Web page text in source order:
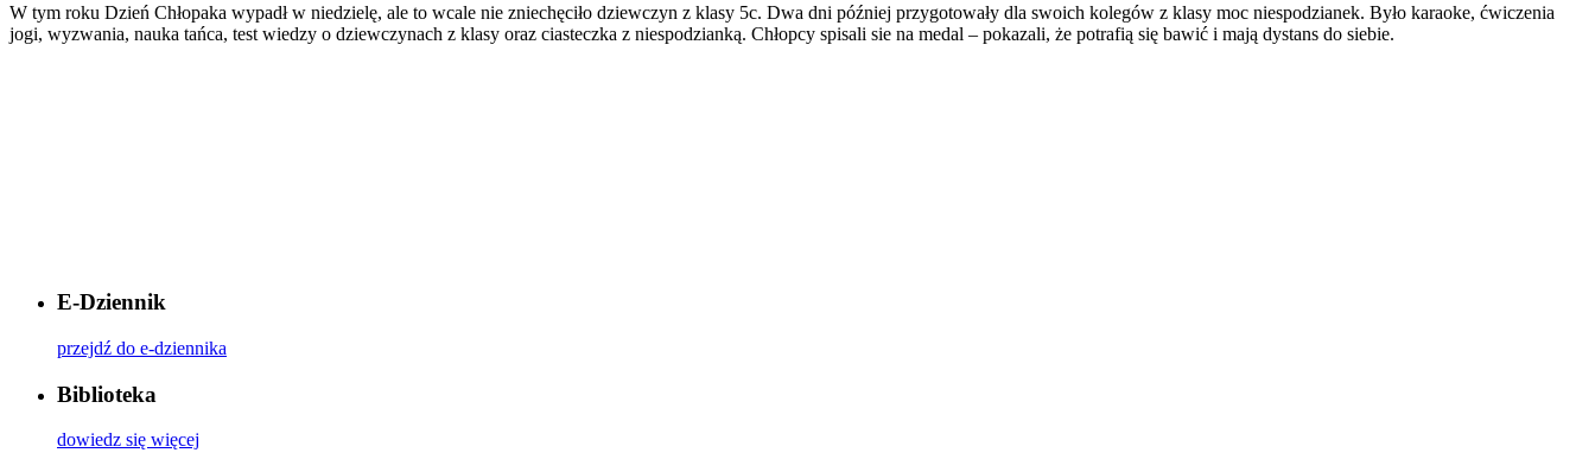
W tym roku Dzień Chłopaka wypadł w niedzielę, ale to wcale nie zniechęciło dziewczyn z klasy 5c. Dwa dni później przygotowały dla swoich kolegów z klasy moc niespodzianek. Było karaoke, ćwiczenia
jogi, wyzwania, nauka tańca, test wiedzy o dziewczynach z klasy oraz ciasteczka z niespodzianką. Chłopcy spisali sie na medal – pokazali, że potrafią się bawić i mają dystans do siebie.
E-Dziennik
przejdź do e-dziennika
Biblioteka
dowiedz się więcej